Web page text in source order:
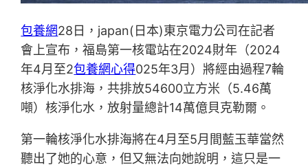
包養網28日，japan(日本)東京電力公司在記者
會上宣布，福島第一核電站在2024財年（2024
年4月至2包養網心得025年3月）將經由過程7輪
核淨化水排海，共排放54600立方米（5.46萬
噸）核淨化水，放射量總計14萬億貝克勒爾。
第一輪核淨化水排海將在4月至5月間藍玉華當然
聽出了她的心意，但又無法向她說明，這只是一